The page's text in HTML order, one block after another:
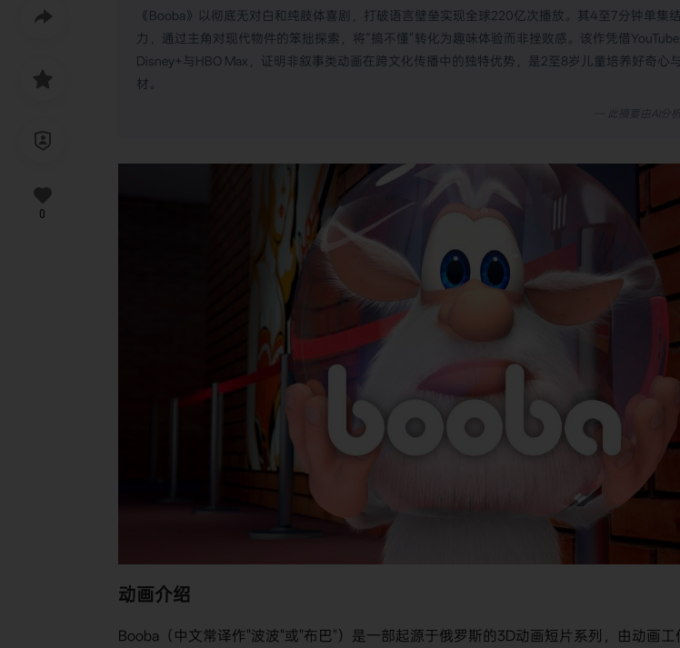
《Booba》以彻底无对白和纯肢体喜剧，打破语言壁垒实现全球220亿次播放。其4至7分钟单集
力，通过主角对现代物件的笨拙探索，将“搞不懂”转化为趣味体验而非挫败感。该作凭借
Disney+与HBO Max，证明非叙事类动画在跨文化传播中的独特优势，是2至8岁儿童培养好奇心
材。
动画介绍
Booba（中文常译作"波波"或"布巴"）是一部起源于俄罗斯的3D动画短片系列，由动画工
0